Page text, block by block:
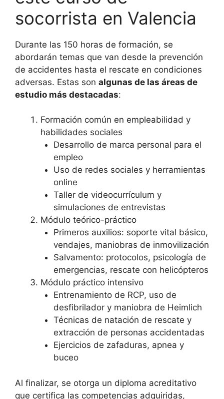
socorrista en Valencia
Durante las 150 horas de formación, se
abordarán temas que van desde la prevención
de accidentes hasta el rescate en condiciones
adversas. Estas son algunas de las áreas de
estudio más destacadas:
Formación común en empleabilidad y
habilidades sociales
Desarrollo de marca personal para el
empleo
Uso de redes sociales y herramientas
online
Taller de videocurrículum y
simulaciones de entrevistas
Módulo teórico-práctico
Primeros auxilios: soporte vital básico,
vendajes, maniobras de inmovilización
Salvamento: protocolos, psicología de
emergencias, rescate con helicópteros
Módulo práctico intensivo
Entrenamiento de RCP, uso de
desfibrilador y maniobra de Heimlich
Técnicas de natación de rescate y
extracción de personas accidentadas
Ejercicios de zafaduras, apnea y
buceo
Al finalizar, se otorga un diploma acreditativo
que certifica las competencias adquiridas,